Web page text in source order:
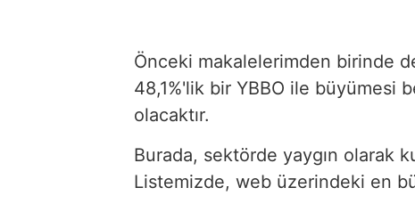
Önceki makalelerimden birinde
48,1%'lik bir YBBO ile büyümesi
olacaktır.
Burada, sektörde yaygın olarak
Listemizde, web üzerindeki en